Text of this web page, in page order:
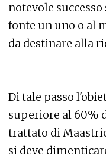
notevole successo
fonte un uno o al
da destinare alla
Di tale passo
superiore al 60%
trattato di
si deve